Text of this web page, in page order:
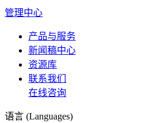
管理中心
产品与服务
新闻稿中心
资源库
联系我们
在线咨询
语言 (Languages)